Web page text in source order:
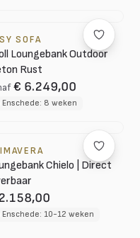
SOFA
Loungebank Outdoor
Rust
€ 6.249,00
Enschede: 8 weken
Chielo | Direct
Enschede: 10-12 weken